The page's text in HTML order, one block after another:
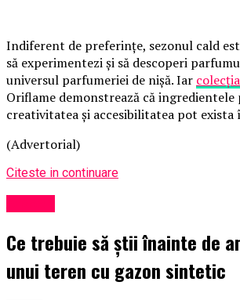
Indiferent de preferințe, sezonul cald
să experimentezi și să descoperi
universul parfumeriei de nișă. Iar
Oriflame demonstrează că ingredientele
creativitatea și accesibilitatea pot exista
(Advertorial)
Citeste in continuare
Ce trebuie să știi înainte de
unui teren cu gazon sintetic